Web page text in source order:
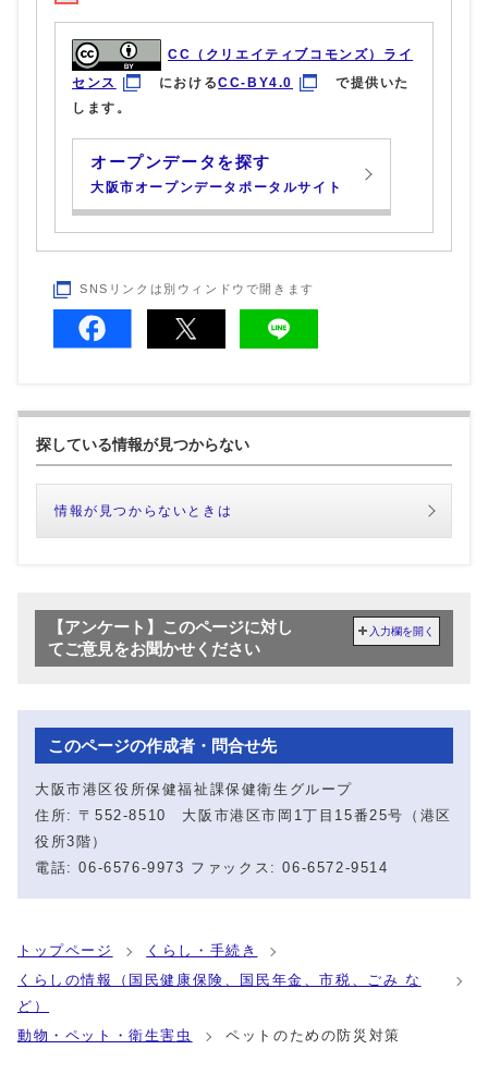
CC（クリエイティブコモンズ）ライ
センス
におけるCC-BY4.0
で提供いた
します。
オープンデータを探す
大阪市オープンデータポータルサイト
SNSリンクは別ウィンドウで開きます
探している情報が見つからない
情報が見つからないときは
【アンケート】このページに対し
てご意見をお聞かせください
入力欄を開く
このページの作成者・問合せ先
大阪市港区役所保健福祉課保健衛生グループ
住所: 〒552-8510 大阪市港区市岡1丁目15番25号（港区
役所3階）
電話: 06-6576-9973 ファックス: 06-6572-9514
トップページ
くらし・手続き
くらしの情報（国民健康保険、国民年金、市税、ごみ な
ど）
動物・ペット・衛生害虫
ペットのための防災対策